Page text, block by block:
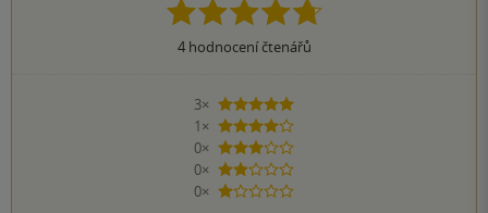
4hodnocení čtenářů
3×
5 hvězdiček
1×
4 hvězdičky
0×
3 hvězdičky
0×
2 hvězdičky
0×
1 hvezdička